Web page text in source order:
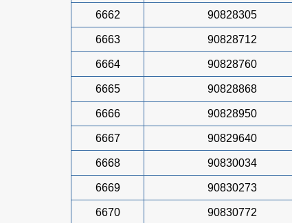
6662 90828305
6663 90828712
6664 90828760
6665 90828868
6666 90828950
6667 90829640
6668 90830034
6669 90830273
6670 90830772